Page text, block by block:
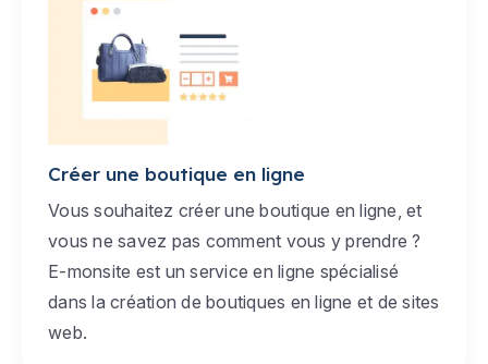
Créer une boutique en ligne
Vous souhaitez créer une boutique en ligne, et
vous ne savez pas comment vous y prendre ?
E-monsite est un service en ligne spécialisé
dans la création de boutiques en ligne et de sites
web.